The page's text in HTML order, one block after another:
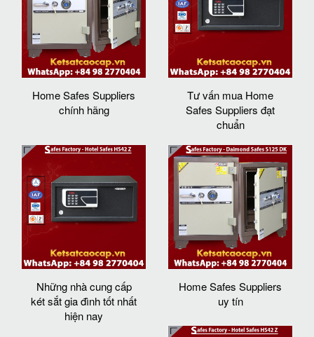
Home Safes Suppliers
chính hãng
Tư vấn mua Home
Safes Suppliers đạt
chuẩn
Những nhà cung cấp
két sắt gia đình tốt nhất
hiện nay
Home Safes Suppliers
uy tín